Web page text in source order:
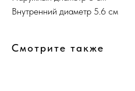
Внутренний диаметр 5.6 см
Смотрите также